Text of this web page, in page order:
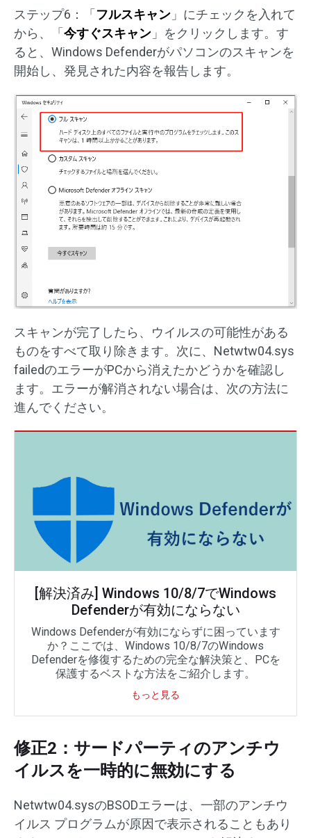
ステップ6：「 フルスキャン 」にチェックを入れて
から、「 今すぐスキャン 」をクリックします。す
ると、Windows Defenderがパソコンのスキャンを
開始し、発見された内容を報告します。
スキャンが完了したら、ウイルスの可能性がある
ものをすべて取り除きます。次に、Netwtw04.sys
failedのエラーがPCから消えたかどうかを確認し
ます。エラーが解消されない場合は、次の方法に
進んでください。
[解決済み] Windows 10/8/7でWindows
Defenderが有効にならない
Windows Defenderが有効にならずに困っています
か？ここでは、Windows 10/8/7のWindows
Defenderを修復するための完全な解決策と、PCを
保護するベストな方法をご紹介します。
もっと見る
修正2：サードパーティのアンチウ
イルスを一時的に無効にする
Netwtw04.sysのBSODエラーは、一部のアンチウ
イルス プログラムが原因で表示されることもあり